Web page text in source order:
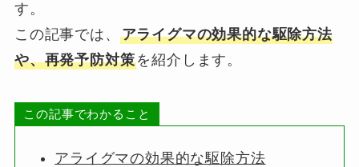
す。
この記事では、 アライグマの効果的な駆除方法
や、再発予防対策を紹介します。
この記事でわかること
アライグマの効果的な駆除方法